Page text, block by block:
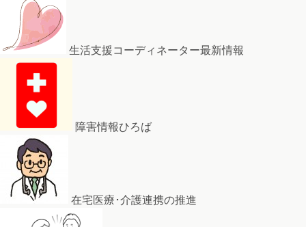
生活支援コーディネーター最新情報
障害情報ひろば
在宅医療･介護連携の推進